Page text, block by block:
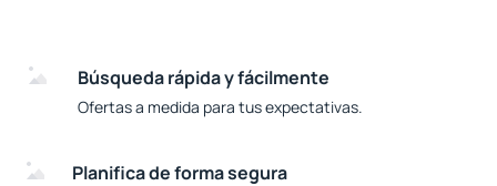
Búsqueda rápida y fácilmente
Ofertas a medida para tus expectativas.
Planifica de forma segura